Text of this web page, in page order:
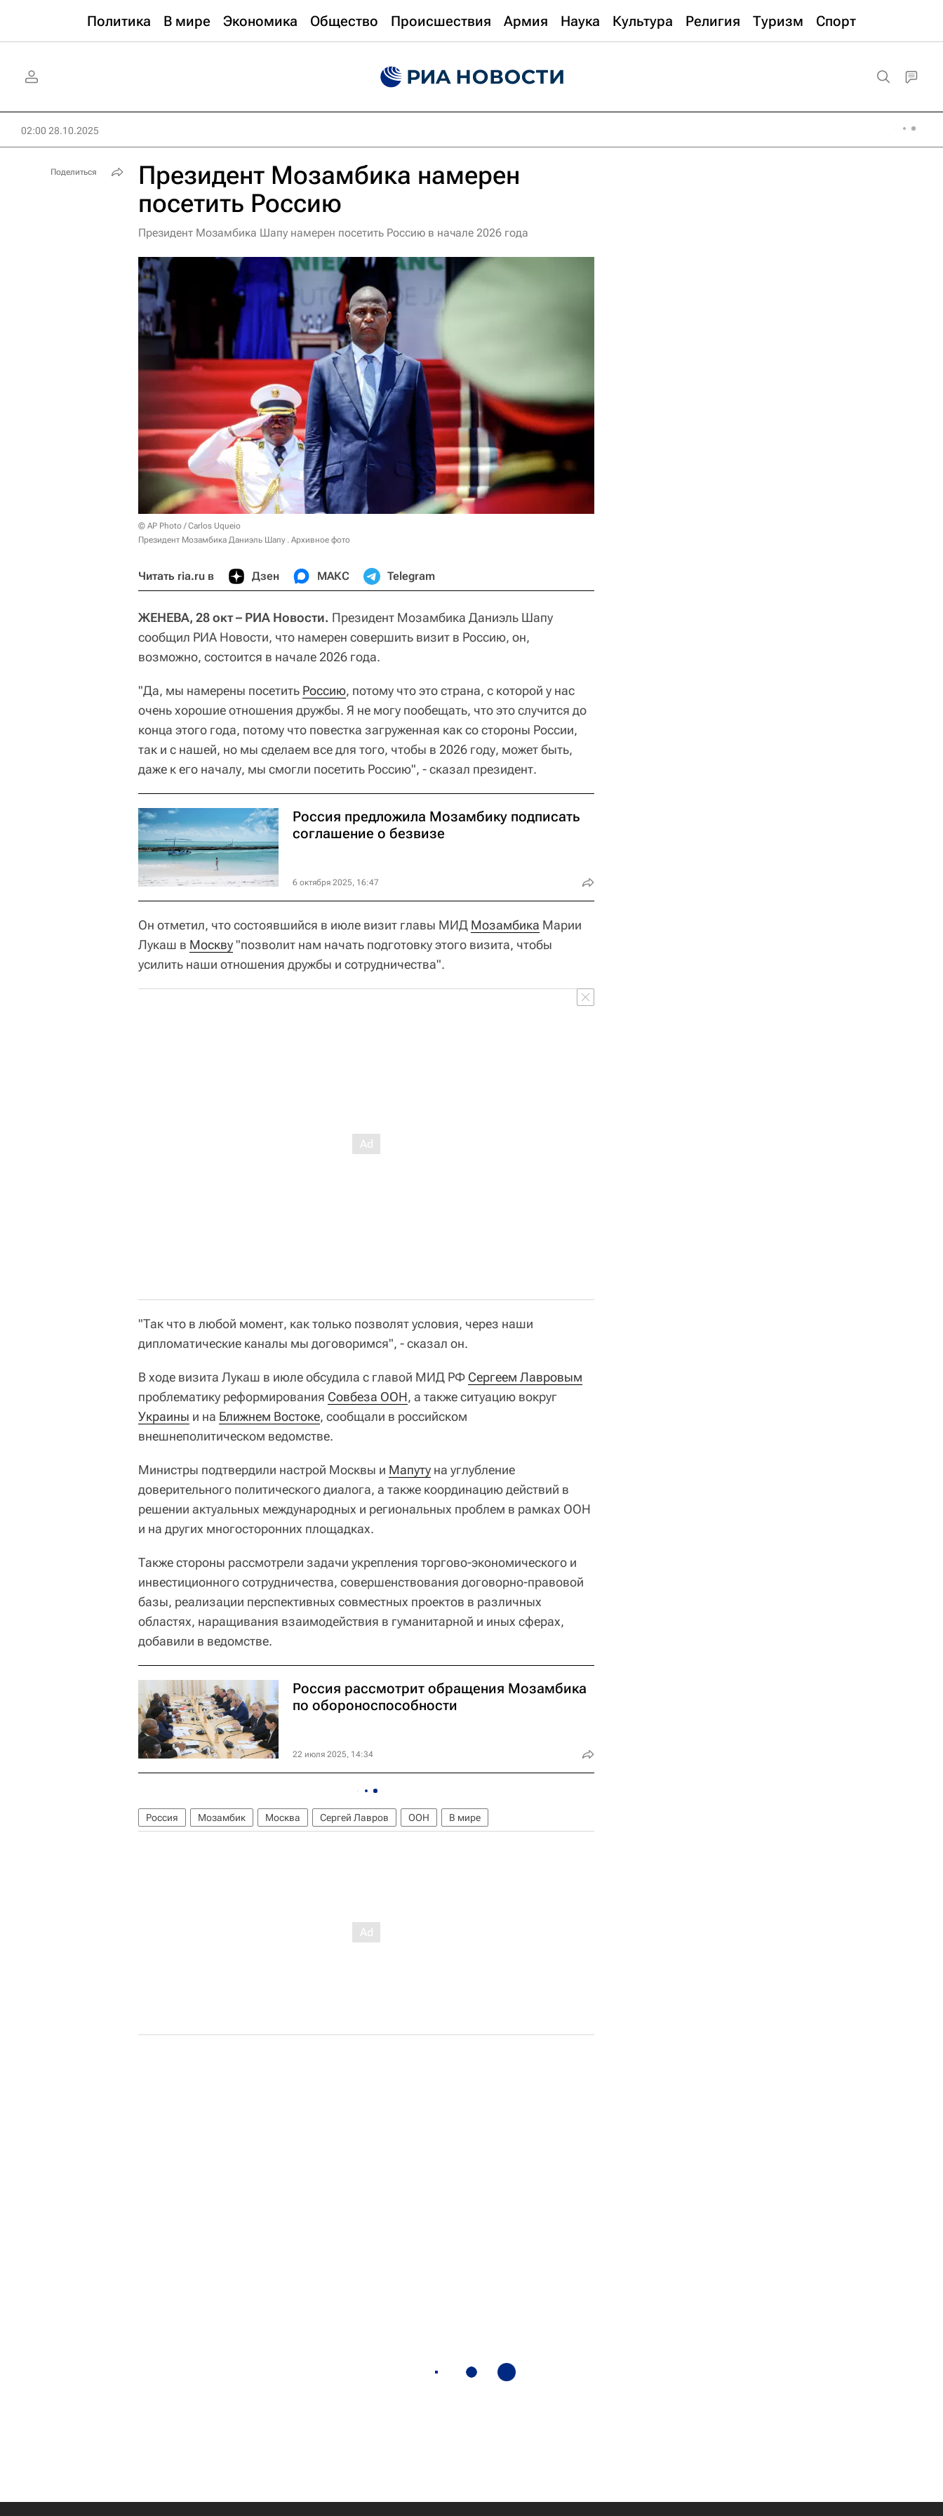
Политика В мире Экономика Общество Происшествия Армия Наука Культура Религия Туризм Спорт
02:00 28.10.2025
Президент Мозамбика намерен
посетить Россию
Президент Мозамбика Шапу намерен посетить Россию в начале 2026 года
© AP Photo / Carlos Uqueio
Президент Мозамбика Даниэль Шапу . Архивное фото
Читать ria.ru в Дзен МАКС Telegram
ЖЕНЕВА, 28 окт – РИА Новости. Президент Мозамбика Даниэль Шапу
сообщил РИА Новости, что намерен совершить визит в Россию, он,
возможно, состоится в начале 2026 года.
"Да, мы намерены посетить Россию, потому что это страна, с которой у нас
очень хорошие отношения дружбы. Я не могу пообещать, что это случится до
конца этого года, потому что повестка загруженная как со стороны России,
так и с нашей, но мы сделаем все для того, чтобы в 2026 году, может быть,
даже к его началу, мы смогли посетить Россию", - сказал президент.
Россия предложила Мозамбику подписать
соглашение о безвизе
6 октября 2025, 16:47
Он отметил, что состоявшийся в июле визит главы МИД Мозамбика Марии
Лукаш в Москву "позволит нам начать подготовку этого визита, чтобы
усилить наши отношения дружбы и сотрудничества".
"Так что в любой момент, как только позволят условия, через наши
дипломатические каналы мы договоримся", - сказал он.
В ходе визита Лукаш в июле обсудила с главой МИД РФ Сергеем Лавровым
проблематику реформирования Совбеза ООН, а также ситуацию вокруг
Украины и на Ближнем Востоке, сообщали в российском
внешнеполитическом ведомстве.
Министры подтвердили настрой Москвы и Мапуту на углубление
доверительного политического диалога, а также координацию действий в
решении актуальных международных и региональных проблем в рамках ООН
и на других многосторонних площадках.
Также стороны рассмотрели задачи укрепления торгово-экономического и
инвестиционного сотрудничества, совершенствования договорно-правовой
базы, реализации перспективных совместных проектов в различных
областях, наращивания взаимодействия в гуманитарной и иных сферах,
добавили в ведомстве.
Россия рассмотрит обращения Мозамбика
по обороноспособности
22 июля 2025, 14:34
Россия Мозамбик Москва Сергей Лавров ООН В мире
Поделиться